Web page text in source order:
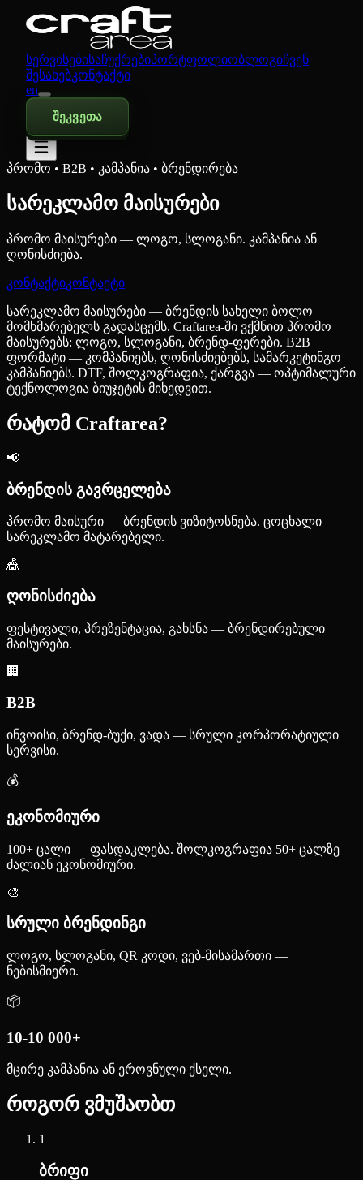
სერვისებისაჩუქრებიპორტფოლიობლოგიჩვენ
შესახებკონტაქტი
en
შეკვეთა
პრომო • B2B • კამპანია • ბრენდირება
სარეკლამო მაისურები
პრომო მაისურები — ლოგო, სლოგანი. კამპანია ან
ღონისძიება.
კონტაქტიკონტაქტი
სარეკლამო მაისურები — ბრენდის სახელი ბოლო
მომხმარებელს გადასცემს. Craftarea-ში ვქმნით პრომო
მაისურებს: ლოგო, სლოგანი, ბრენდ-ფერები. B2B
ფორმატი — კომპანიებს, ღონისძიებებს, სამარკეტინგო
კამპანიებს. DTF, შოლკოგრაფია, ქარგვა — ოპტიმალური
ტექნოლოგია ბიუჯეტის მიხედვით.
რატომ Craftarea?
📢
ბრენდის გავრცელება
პრომო მაისური — ბრენდის ვიზიტოსნება. ცოცხალი
სარეკლამო მატარებელი.
🎪
ღონისძიება
ფესტივალი, პრეზენტაცია, გახსნა — ბრენდირებული
მაისურები.
🏢
B2B
ინვოისი, ბრენდ-ბუქი, ვადა — სრული კორპორატიული
სერვისი.
💰
ეკონომიური
100+ ცალი — ფასდაკლება. შოლკოგრაფია 50+ ცალზე —
ძალიან ეკონომიური.
🎨
სრული ბრენდინგი
ლოგო, სლოგანი, QR კოდი, ვებ-მისამართი —
ნებისმიერი.
📦
10-10 000+
მცირე კამპანია ან ეროვნული ქსელი.
როგორ ვმუშაობთ
1
ბრიფი